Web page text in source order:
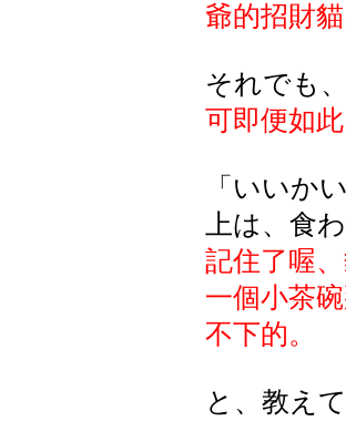
爺的招財貓
それでも
可即便如
「いいか
上は、食
記住了喔
一個小茶
不下的。
と、教え